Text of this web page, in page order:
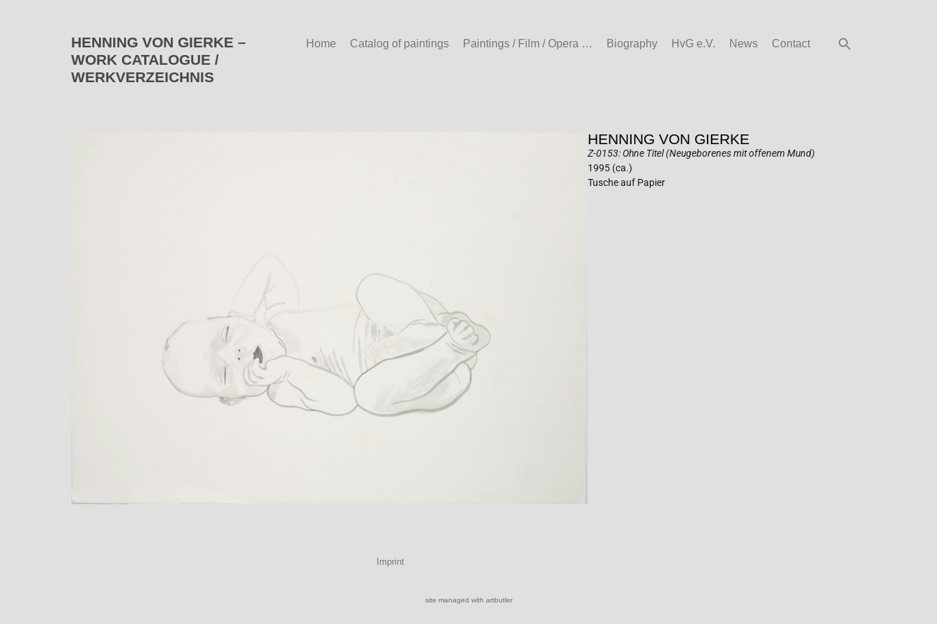
HENNING VON GIERKE –
WORK CATALOGUE /
WERKVERZEICHNIS
Home Catalog of paintings Paintings / Film / Opera … Biography HvG e.V. News Contact
HENNING VON GIERKE
Z-0153: Ohne Titel (Neugeborenes mit offenem Mund)
1995 (ca.)
Tusche auf Papier
Imprint
site managed with artbutler